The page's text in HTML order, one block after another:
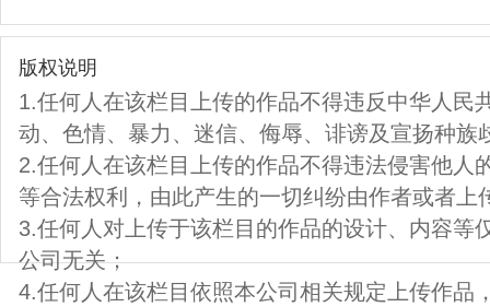
版权说明
1.任何人在该栏目上传的作品不得违反中华人民
动、色情、暴力、迷信、侮辱、诽谤及宣扬种族
2.任何人在该栏目上传的作品不得违法侵害他人
等合法权利，由此产生的一切纠纷由作者或者上
3.任何人对上传于该栏目的作品的设计、内容等
公司无关；
4.任何人在该栏目依照本公司相关规定上传作品